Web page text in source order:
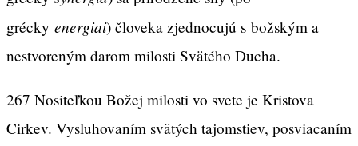
grécky energiai) človeka zjednocujú s božským a
nestvoreným darom milosti Svätého Ducha.
267 Nositeľkou Božej milosti vo svete je Kristova
Cirkev. Vysluhovaním svätých tajomstiev, posviacaním